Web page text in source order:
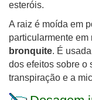
esteróis.
A raiz é moída em
particularmente em
bronquite. É
dos efeitos sobre o
transpiração e a